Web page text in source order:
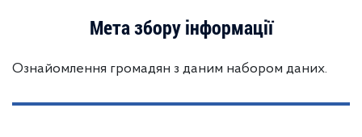
Мета збору інформації
Ознайомлення громадян з даним набором даних.